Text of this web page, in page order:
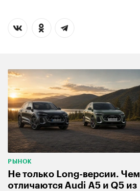
РЫНОК
Не только Long-версии. Чем
отличаются Audi A5 и Q5 из